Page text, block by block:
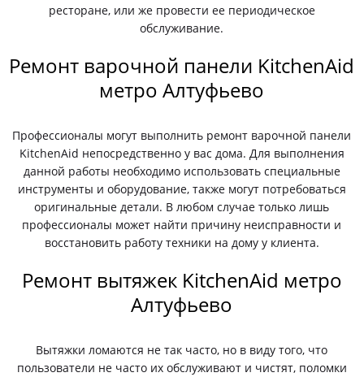
ресторане, или же провести ее периодическое
обслуживание.
Ремонт варочной панели KitchenAid
метро Алтуфьево
Профессионалы могут выполнить ремонт варочной панели
KitchenAid непосредственно у вас дома. Для выполнения
данной работы необходимо использовать специальные
инструменты и оборудование, также могут потребоваться
оригинальные детали. В любом случае только лишь
профессионалы может найти причину неисправности и
восстановить работу техники на дому у клиента.
Ремонт вытяжек KitchenAid метро
Алтуфьево
Вытяжки ломаются не так часто, но в виду того, что
пользователи не часто их обслуживают и чистят, поломки